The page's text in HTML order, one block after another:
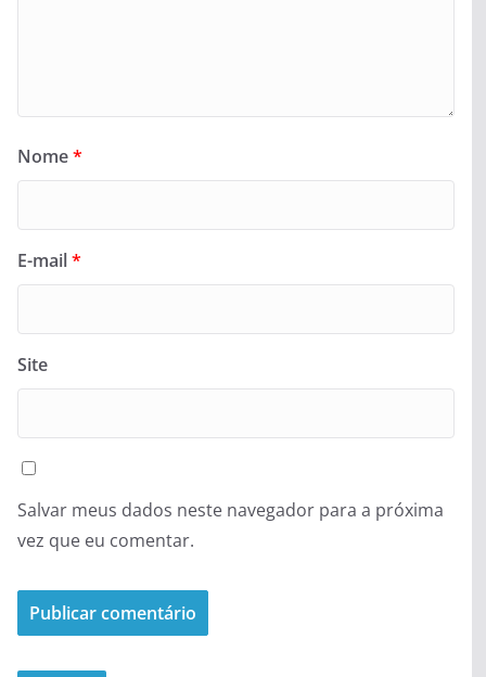
Nome*
E-mail*
Site
Salvar meus dados neste navegador para a próxima
vez que eu comentar.